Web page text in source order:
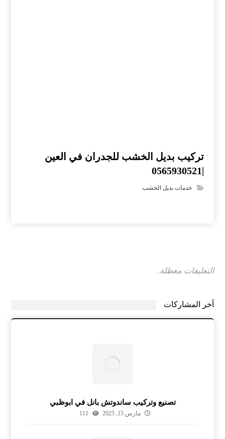
تركيب بديل الخشب للجدران في العين
|0565930521
خدمات بديل الخشب
التعليقات معطلة.
آخر المشاركات
تصنيع وتركيب ساندوتش بانل في ابوظبي
مارس 15, 2025 111